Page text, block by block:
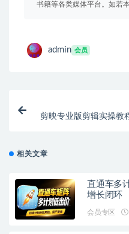
书籍等各类媒体平台。如若
admin 会员
剪映专业版剪辑实操教
相关文章
直通车多
增长闭环
会员专区